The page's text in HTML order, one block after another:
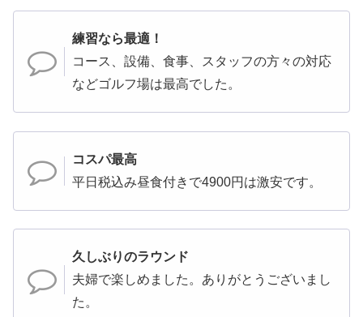
練習なら最適！
コース、設備、食事、スタッフの方々の対応
などゴルフ場は最高でした。
コスパ最高
平日税込み昼食付きで4900円は激安です。
久しぶりのラウンド
夫婦で楽しめました。ありがとうございまし
た。